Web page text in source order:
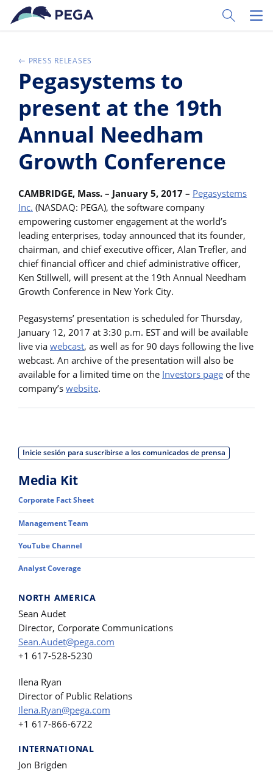
Ir al contenido principal
Toggle
PRESS RELEASES
Pegasystems to
present at the 19th
Annual Needham
Growth Conference
CAMBRIDGE, Mass. – January 5, 2017 – Pegasystems
Inc. (NASDAQ: PEGA), the software company
empowering customer engagement at the world’s
leading enterprises, today announced that its founder,
chairman, and chief executive officer, Alan Trefler, and
chief financial officer and chief administrative officer,
Ken Stillwell, will present at the 19th Annual Needham
Growth Conference in New York City.
Pegasystems’ presentation is scheduled for Thursday,
January 12, 2017 at 3:30 p.m. EST and will be available
live via webcast, as well as for 90 days following the live
webcast. An archive of the presentation will also be
available for a limited time on the Investors page of the
company’s website.
Inicie sesión para suscribirse a los comunicados de prensa
Media Kit
Corporate Fact Sheet
Management Team
YouTube Channel
Analyst Coverage
NORTH AMERICA
Sean Audet
Director, Corporate Communications
Sean.Audet@pega.com
+1 617-528-5230
Ilena Ryan
Director of Public Relations
Ilena.Ryan@pega.com
+1 617-866-6722
INTERNATIONAL
Jon Brigden